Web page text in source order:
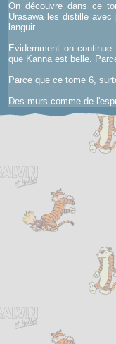
On découvre dans ce
Urasawa les distille
languir.
Evidemment on
que Kanna est belle.
Parce que ce tome 6,
Des murs comme de